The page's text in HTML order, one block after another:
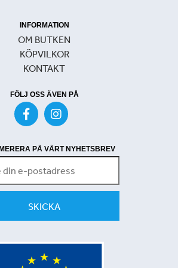
INFORMATION
OM BUTKEN
KÖPVILKOR
KONTAKT
FÖLJ OSS ÄVEN PÅ
PÅ VÅRT NYHETSBREV